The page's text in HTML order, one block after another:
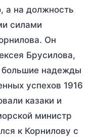
а на должность
силами
Он
Брусилова,
большие надежды
успехов 1916
казаки и
министр
к Корнилову с